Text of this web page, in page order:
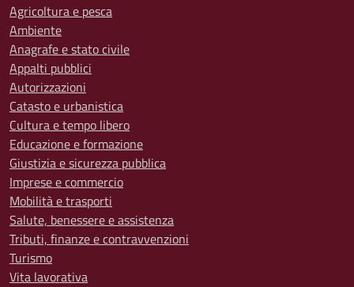
Agricoltura e pesca
Ambiente
Anagrafe e stato civile
Appalti pubblici
Autorizzazioni
Catasto e urbanistica
Cultura e tempo libero
Educazione e formazione
Giustizia e sicurezza pubblica
Imprese e commercio
Mobilità e trasporti
Salute, benessere e assistenza
Tributi, finanze e contravvenzioni
Turismo
Vita lavorativa